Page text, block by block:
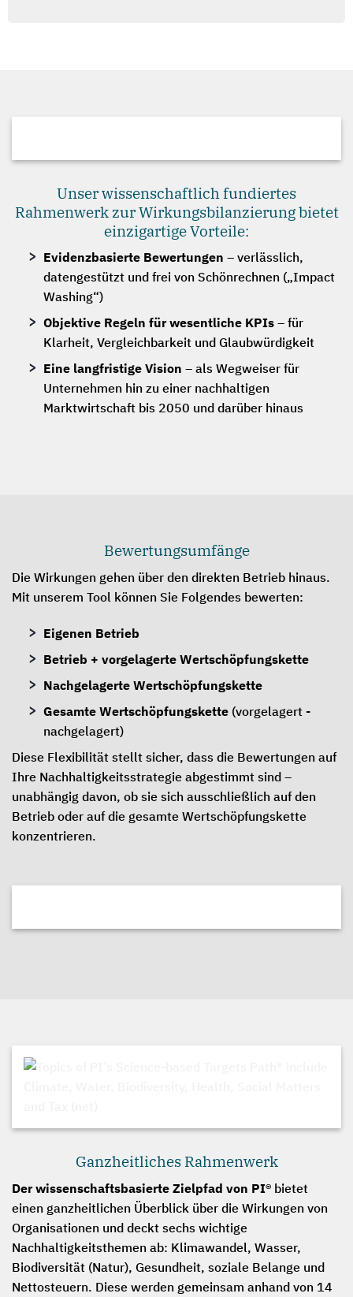
Unser wissenschaftlich fundiertes
Rahmenwerk zur Wirkungsbilanzierung bietet
einzigartige Vorteile:
Evidenzbasierte Bewertungen – verlässlich,
datengestützt und frei von Schönrechnen („Impact
Washing“)
Objektive Regeln für wesentliche KPIs– für
Klarheit, Vergleichbarkeit und Glaubwürdigkeit
Eine langfristige Vision – als Wegweiser für
Unternehmen hin zu einer nachhaltigen
Marktwirtschaft bis 2050 und darüber hinaus
Bewertungsumfänge
Die Wirkungen gehen über den direkten Betrieb hinaus.
Mit unserem Tool können Sie Folgendes bewerten:
Eigenen Betrieb
Betrieb + vorgelagerte Wertschöpfungskette
Nachgelagerte Wertschöpfungskette
Gesamte Wertschöpfungskette(vorgelagert -
nachgelagert)
Diese Flexibilität stellt sicher, dass die Bewertungen auf
Ihre Nachhaltigkeitsstrategie abgestimmt sind –
unabhängig davon, ob sie sich ausschließlich auf den
Betrieb oder auf die gesamte Wertschöpfungskette
konzentrieren.
Ganzheitliches Rahmenwerk
Der wissenschaftsbasierte Zielpfad von PI® bietet
einen ganzheitlichen Überblick über die Wirkungen von
Organisationen und deckt sechs wichtige
Nachhaltigkeitsthemen ab: Klimawandel, Wasser,
Biodiversität (Natur), Gesundheit, soziale Belange und
Nettosteuern. Diese werden gemeinsam anhand von 14